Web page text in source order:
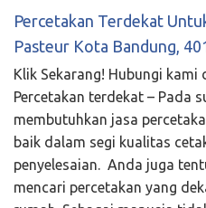
Percetakan Terdekat
Pasteur Kota Bandung,
Klik Sekarang! Hubungi kami
Percetakan terdekat – Pada
membutuhkan jasa
baik dalam segi kualitas
penyelesaian. Anda juga
mencari percetakan yang